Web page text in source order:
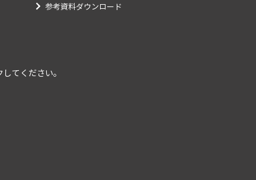
参考資料ダウンロード
てください。